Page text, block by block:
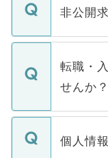
登録内容
ます。通
いただき
非公開
マイナビ
うち約3
けない「
下記の理
ません。
■応募殺
転職・
せんか？
転職・入
ん。また
個人情